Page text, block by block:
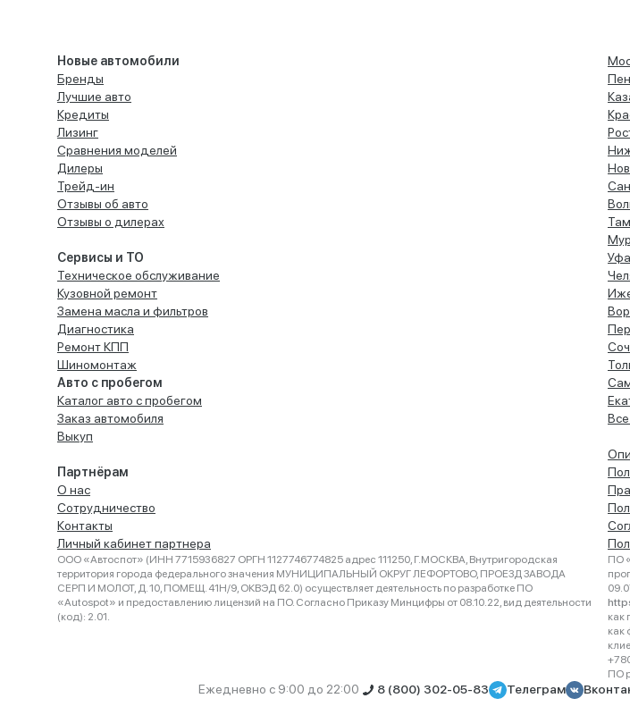
Новые автомобили
Бренды
Лучшие авто
Кредиты
Лизинг
Сравнения моделей
Дилеры
Трейд-ин
Отзывы об авто
Отзывы о дилерах
Сервисы и ТО
Техническое обслуживание
Кузовной ремонт
Замена масла и фильтров
Диагностика
Ремонт КПП
Шиномонтаж
Авто с пробегом
Каталог авто с пробегом
Заказ автомобиля
Выкуп
Партнёрам
О нас
Сотрудничество
Контакты
Личный кабинет партнера
Уфа
ООО «Автоспот» (ИНН 7715936827 ОРГН 1127746774825 адрес 111250, Г.МОСКВА, Внутригородская
территория города федерального значения МУНИЦИПАЛЬНЫЙ ОКРУГ ЛЕФОРТОВО, ПРОЕЗД ЗАВОДА
СЕРП И МОЛОТ, Д. 10, ПОМЕЩ. 41Н/9, ОКВЭД 62.0) осуществляет деятельность по разработке ПО
«Autospot» и предоставлению лицензий на ПО. Согласно Приказу Минцифры от 08.10.22, вид деятельности
(код): 2.01.
ПО
как
как
ПО
Ежедневно с 9:00 до 22:00 8 (800) 302-05-83 Телеграм